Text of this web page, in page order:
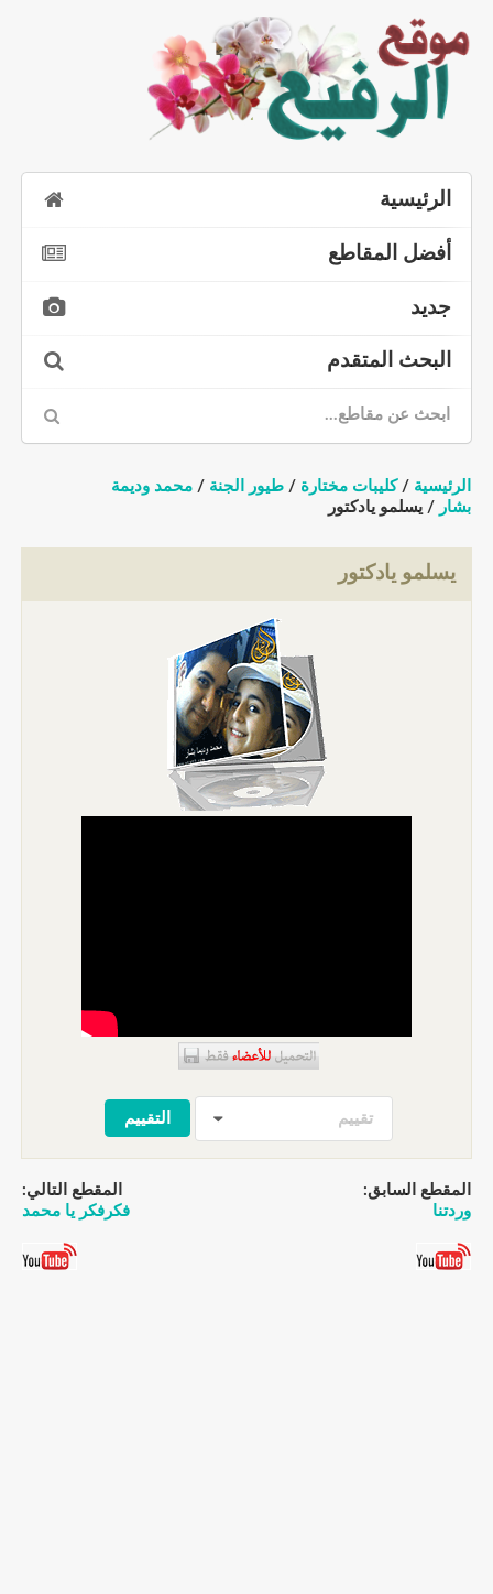
الرئيسية
أفضل المقاطع
جديد
البحث المتقدم
الرئيسية / كليبات مختارة / طيور الجنة / محمد وديمة
بشار / يسلمو يادكتور
يسلمو يادكتور
تقييم
المقطع السابق:
وردتنا
المقطع التالي:
فكرفكر يا محمد